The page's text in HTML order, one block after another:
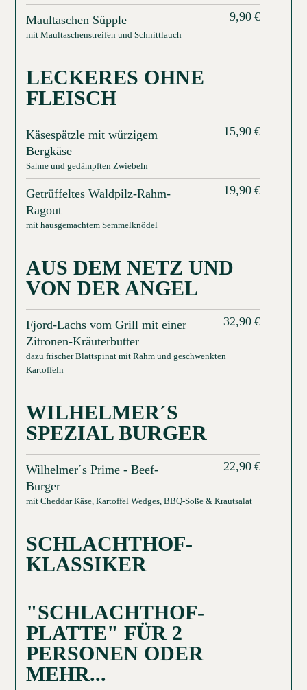
9,90 €
Maultaschen Süpple
mit Maultaschenstreifen und Schnittlauch
LECKERES OHNE
FLEISCH
15,90 €
Käsespätzle mit würzigem
Bergkäse
Sahne und gedämpften Zwiebeln
19,90 €
Getrüffeltes Waldpilz-Rahm-
Ragout
mit hausgemachtem Semmelknödel
AUS DEM NETZ UND
VON DER ANGEL
32,90 €
Fjord-Lachs vom Grill mit einer
Zitronen-Kräuterbutter
dazu frischer Blattspinat mit Rahm und geschwenkten
Kartoffeln
WILHELMER´S
SPEZIAL BURGER
22,90 €
Wilhelmer´s Prime - Beef-
Burger
mit Cheddar Käse, Kartoffel Wedges, BBQ-Soße & Krautsalat
SCHLACHTHOF-
KLASSIKER
"SCHLACHTHOF-
PLATTE" FÜR 2
PERSONEN ODER
MEHR...